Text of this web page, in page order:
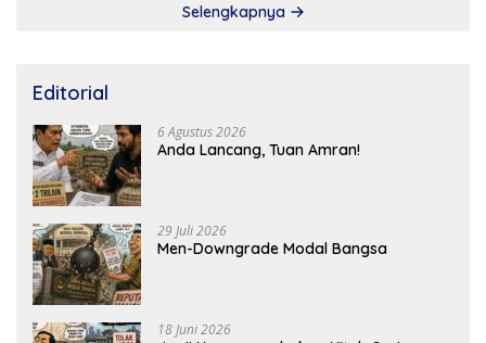
Selengkapnya
Editorial
6 Agustus 2026
Anda Lancang, Tuan Amran!
29 Juli 2026
Men-Downgrade Modal Bangsa
18 Juni 2026